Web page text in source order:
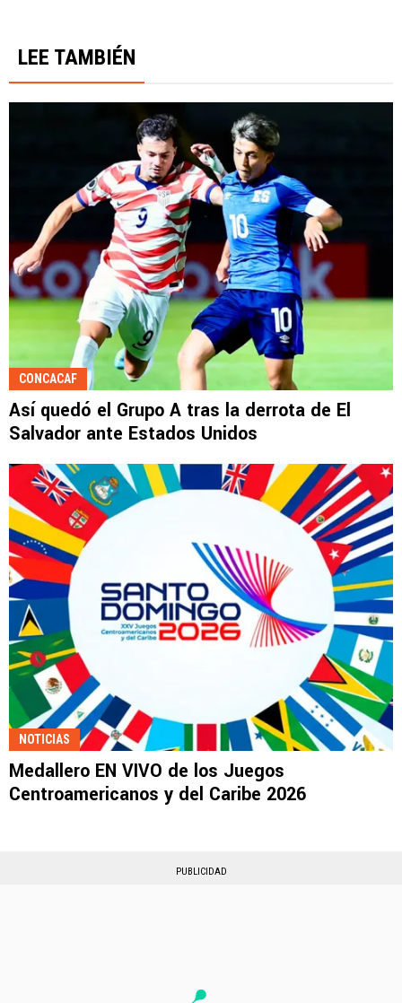
LEE TAMBIÉN
CONCACAF
Así quedó el Grupo A tras la derrota de El
Salvador ante Estados Unidos
NOTICIAS
Medallero EN VIVO de los Juegos
Centroamericanos y del Caribe 2026
PUBLICIDAD